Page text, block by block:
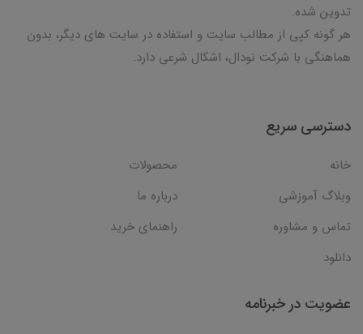
تدوین شده.
هر گونه کپی از مطالب سایت و استفاده در سایت های دیگر، بدون
هماهنگی با شرکت نودال، اشکال شرعی دارد.
دسترسی سریع
خانه
محصولات
وبلاگ آموزشی
درباره ما
تماس و مشاوره
راهنمای خرید
دانلود
عضویت در خبرنامه